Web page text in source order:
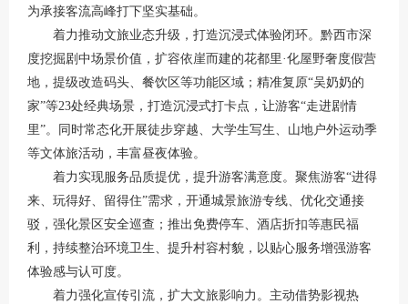
为承接客流高峰打下坚实基础。
着力推动文旅业态升级，打造沉浸式体验闭环。黔西市深
度挖掘剧中场景价值，扩容依崖而建的花都里·化屋野奢度假营
地，提级改造码头、餐饮区等功能区域；精准复原“吴奶奶的
家”等23处经典场景，打造沉浸式打卡点，让游客“走进剧情
里”。同时常态化开展徒步穿越、大学生写生、山地户外运动季
等文体旅活动，丰富昼夜体验。
着力实现服务品质提优，提升游客满意度。聚焦游客“进得
来、玩得好、留得住”需求，开通城景旅游专线、优化交通接
驳，强化景区安全巡查；推出免费停车、酒店折扣等惠民福
利，持续整治环境卫生、提升村容村貌，以贴心服务增强游客
体验感与认可度。
着力强化宣传引流，扩大文旅影响力。主动借势影视热